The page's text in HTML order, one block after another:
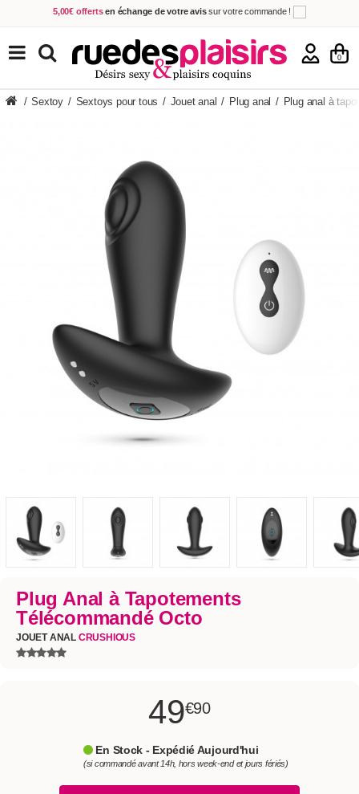
5,00€ offerts en échange de votre avissur votre commande !
Achetez aujourd'hui. Décidez quand payer !
Livraison en 48h
au prix de 2,90 € ! (Offerte dès 69,00€ d'achat)
0
TOUS NOS PRODUITS
/ Sextoy / Sextoys pour tous / Jouet anal / Plug anal / Plug anal à
Plug Anal à Tapotements
Télécommandé Octo
JOUET ANAL CRUSHIOUS
49€90
En Stock - Expédié Aujourd'hui
(si commandé avant 14h, hors week-end et jours fériés)